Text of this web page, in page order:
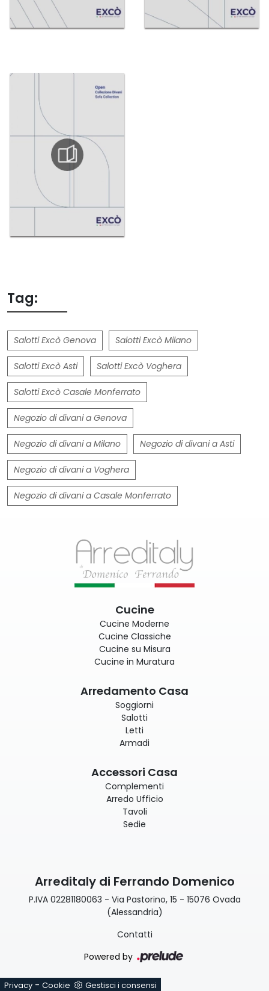
Tag:
Salotti Excò Genova Salotti Excò Milano
Salotti Excò Asti Salotti Excò Voghera
Salotti Excò Casale Monferrato
Negozio di divani a Genova
Negozio di divani a Milano Negozio di divani a Asti
Negozio di divani a Voghera
Negozio di divani a Casale Monferrato
Cucine
Cucine Moderne
Cucine Classiche
Cucine su Misura
Cucine in Muratura
Arredamento Casa
Soggiorni
Salotti
Letti
Armadi
Accessori Casa
Complementi
Arredo Ufficio
Tavoli
Sedie
Arreditaly di Ferrando Domenico
P.IVA 02281180063 - Via Pastorino, 15 - 15076 Ovada
(Alessandria)
Contatti
Powered by
Privacy - Cookie Gestisci i consensi